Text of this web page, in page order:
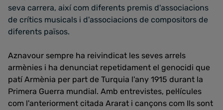
seva carrera, així com diferents premis d'associacions
de crítics musicals i d'associacions de compositors de
diferents països.
Aznavour sempre ha reivindicat les seves arrels
armènies i ha denunciat repetidament el genocidi que
patí Armènia per part de Turquia l'any 1915 durant la
Primera Guerra mundial. Amb entrevistes, pel·lícules
com l'anteriorment citada Ararat i cançons com Ils sont